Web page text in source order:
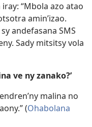
“Mbola azo atao
amin’izao.
andefasana SMS
Sady mitsitsy vola
ve ny zanako?’
malina no
(Ohabolana